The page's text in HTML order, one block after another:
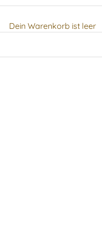
Dein Warenkorb ist leer